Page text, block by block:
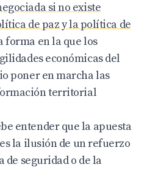
si no existe
de paz y la política de
forma en la que los
económicas del
poner en marcha las
territorial
entender que la apuesta
la ilusión de un refuerzo
de seguridad o de la